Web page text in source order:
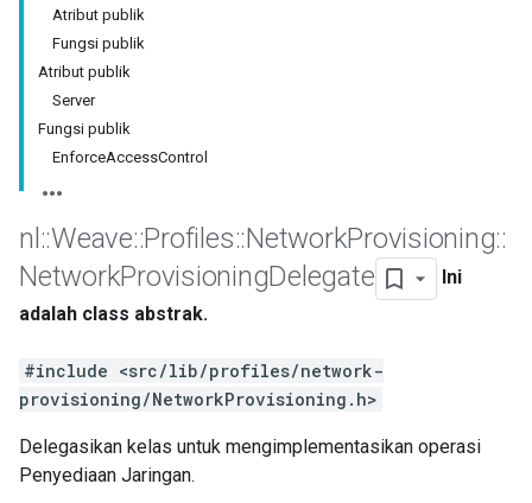
Atribut publik
Fungsi publik
Atribut publik
Server
Fungsi publik
EnforceAccessControl
nl ::Weave::Profiles::NetworkProvisioning::
NetworkProvisioningDelegate
Ini
adalah class abstrak.
#include <src/lib/profiles/network-
provisioning/NetworkProvisioning.h>
Delegasikan kelas untuk mengimplementasikan operasi
Penyediaan Jaringan.